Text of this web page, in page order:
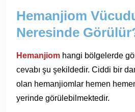
Hemanjiom
Neresinde
Hemanjiom hangi bölgelerde
cevabı şu şekildedir. Ciddi bir
olan hemanjiomlar hemen
yerinde görülebilmektedir.